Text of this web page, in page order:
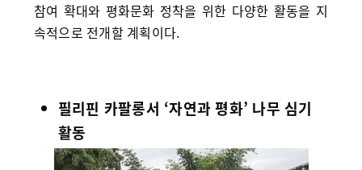
참여 확대와 평화문화 정착을 위한 다양한 활동을 지
속적으로 전개할 계획이다.
필리핀 카팔롱서 ‘자연과 평화’ 나무 심기
활동